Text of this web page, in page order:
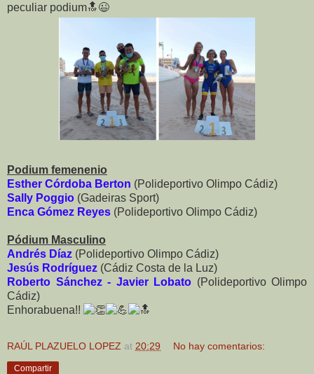
peculiar podium🔝😉
Podium femenenio
Esther Córdoba Berton (Polideportivo Olimpo Cádiz)
Sally Poggio (Gadeiras Sport)
Enca Gómez Reyes (Polideportivo Olimpo Cádiz)
Pódium Masculino
Andrés Díaz (Polideportivo Olimpo Cádiz)
Jesús Rodríguez (Cádiz Costa de la Luz)
Roberto Sánchez - Javier Lobato (Polideportivo Olimpo
Cádiz)
Enhorabuena!!
RAÚL PLAZUELO LOPEZ at 20:29 No hay comentarios:
Compartir